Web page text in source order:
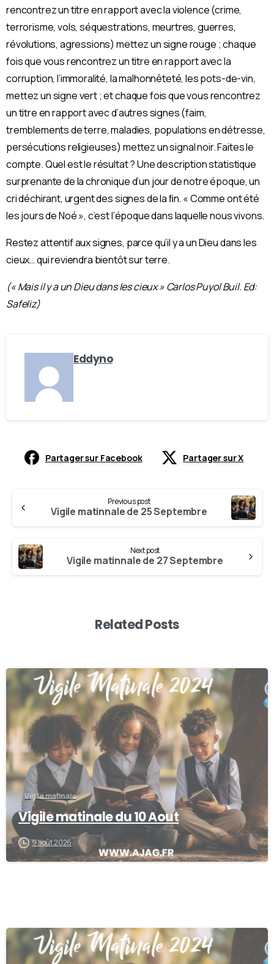
rencontrez un titre en rapport avec la violence (crime,
terrorisme, vols, séquestrations, meurtres, guerres,
révolutions, agressions) mettez un signe rouge ; chaque
fois que vous rencontrez un titre en rapport avec la
corruption, l’immoralité, la malhonnêteté, les pots-de-vin,
mettez un signe vert ; et chaque fois que vous rencontrez
un titre en rapport avec d’autres signes (faim,
tremblements de terre, maladies, populations en détresse,
persécutions religieuses) mettez un signal noir. Faites le
compte. Quel est le résultat ? Une description statistique
surprenante de la chronique d’un jour de notre époque, un
cri déchirant, urgent des signes de la ﬁn. « Comme ont été
les jours de Noé », c’est l’époque dans laquelle nous vivons.
Restez attentif aux signes, parce qu’il y a un Dieu dans les
cieux… qui reviendra bientôt sur terre.
(« Mais il y a un Dieu dans les cieux » Carlos Puyol Buil. Ed:
Safeliz)
Eddyno
Partager sur Facebook Partager sur X
Previous post
Vigile matinnale de 25 Septembre
Next post
Vigile matinnale de 27 Septembre
Related Posts
Vigile matinale
Vigile matinale du 10 Aout
9 août 2026